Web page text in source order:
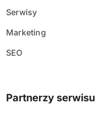
Serwisy
Marketing
SEO
Partnerzy serwisu